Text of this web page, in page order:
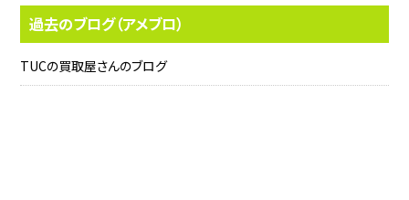
過去のブログ（アメブロ）
TUCの買取屋さんのブログ